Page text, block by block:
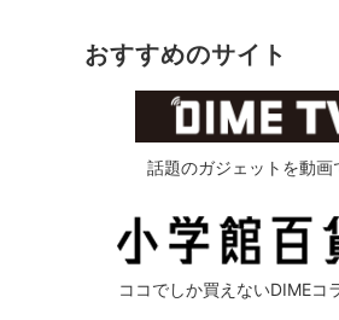
おすすめのサイト
話題のガジェットを動画
ココでしか買えないDIMEコ